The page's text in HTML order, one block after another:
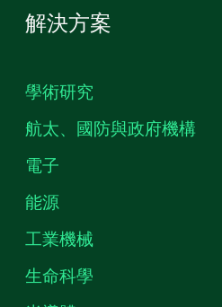
解決方案
學術研究
航太、國防與政府機構
電子
能源
工業機械
生命科學